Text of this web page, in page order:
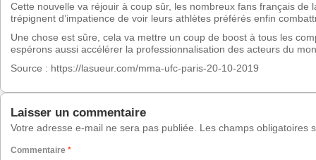
Cette nouvelle va réjouir à coup sûr, les nombreux fans français de
trépignent d’impatience de voir leurs athlètes préférés enfin
Une chose est sûre, cela va mettre un coup de boost à tous les
espérons aussi accélérer la professionnalisation des acteurs du
Source : https://lasueur.com/mma-ufc-paris-20-10-2019
Laisser un commentaire
Votre adresse e-mail ne sera pas publiée. Les champs obligatoires
Commentaire *